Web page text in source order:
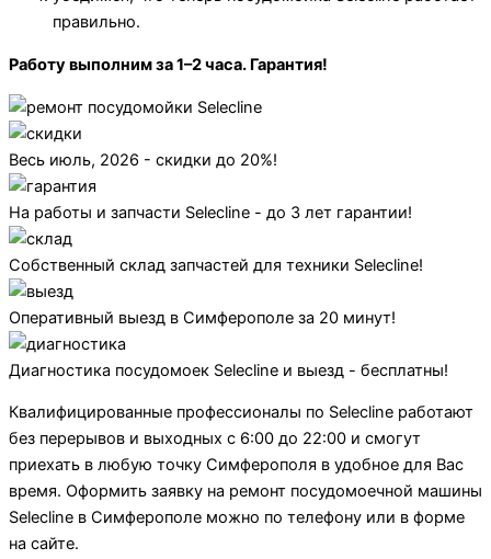
правильно.
Работу выполним за 1–2 часа. Гарантия!
Весь июль, 2026 - скидки до 20%!
На работы и запчасти Selecline - до 3 лет гарантии!
Собственный склад запчастей для техники Selecline!
Оперативный выезд в Симферополе за 20 минут!
Диагностика посудомоек Selecline и выезд - бесплатны!
Квалифицированные профессионалы по Selecline работают
без перерывов и выходных с 6:00 до 22:00 и смогут
приехать в любую точку Симферополя в удобное для Вас
время. Оформить заявку на ремонт посудомоечной машины
Selecline в Симферополе можно по телефону или в форме
на сайте.